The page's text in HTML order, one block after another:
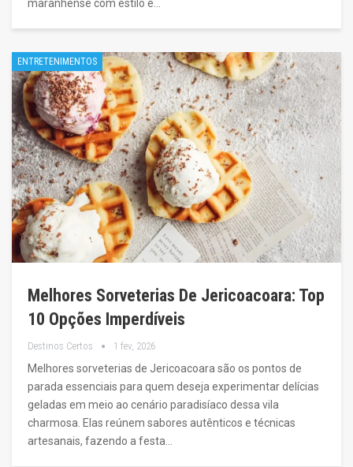
maranhense com estilo e…
ENTRETENIMENTOS
Melhores Sorveterias De Jericoacoara: Top
10 Opções Imperdíveis
Destinos Certos 1 fev, 2026
Melhores sorveterias de Jericoacoara são os pontos de
parada essenciais para quem deseja experimentar delícias
geladas em meio ao cenário paradisíaco dessa vila
charmosa. Elas reúnem sabores autênticos e técnicas
artesanais, fazendo a festa…